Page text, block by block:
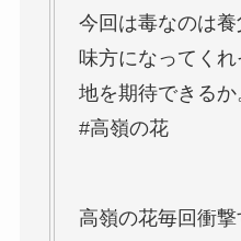
今回は毒なのは
味方になってく
地を期待できるか
#高嶺の花
高嶺の花毎回衝撃